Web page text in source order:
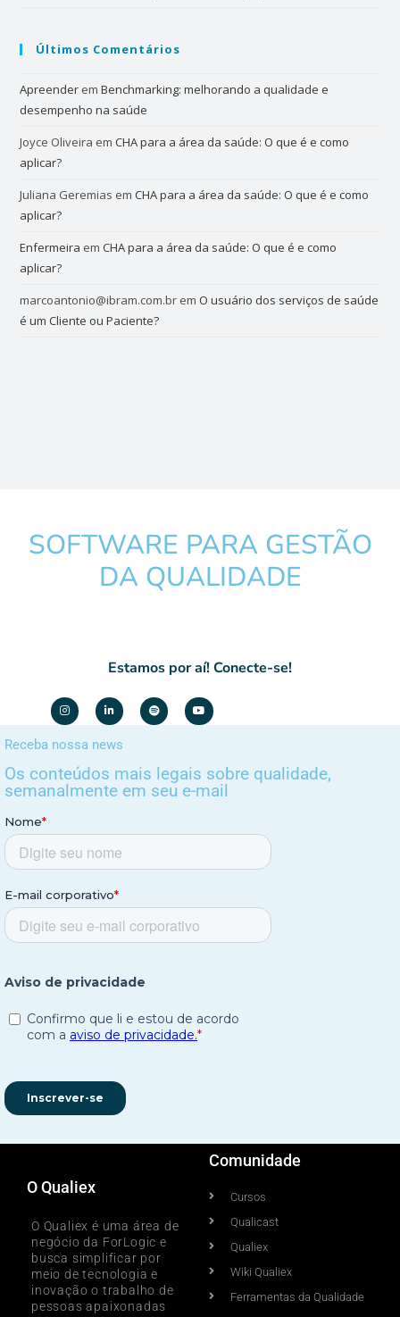
Últimos Comentários
Apreender emBenchmarking: melhorando a qualidade e
desempenho na saúde
Joyce Oliveira emCHA para a área da saúde: O que é e como
aplicar?
Juliana Geremias emCHA para a área da saúde: O que é e como
aplicar?
Enfermeira emCHA para a área da saúde: O que é e como
aplicar?
marcoantonio@ibram.com.br em O usuário dos serviços de saúde
é um Cliente ou Paciente?
SOFTWARE PARA GESTÃO
DA QUALIDADE
Estamos por aí! Conecte-se!
Receba nossa news
Os conteúdos mais legais sobre qualidade,
semanalmente em seu e-mail
O Qualiex
O Qualiex é uma área de
negócio da ForLogic e
busca simplificar por
meio de tecnologia e
inovação o trabalho de
pessoas apaixonadas
Comunidade
Cursos
Qualicast
Qualiex
Wiki Qualiex
Ferramentas da Qualidade